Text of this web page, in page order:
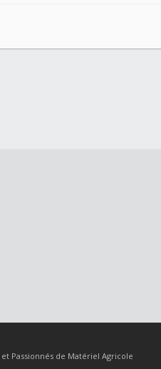
Passionnés de Matériel Agricole